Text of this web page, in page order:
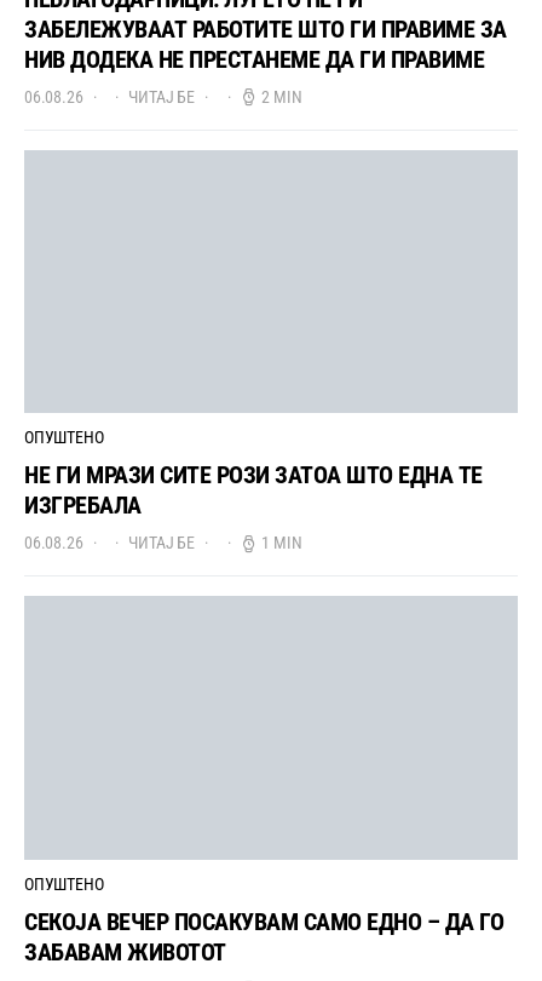
ЗАБЕЛЕЖУВААТ РАБОТИТЕ ШТО ГИ ПРАВИМЕ ЗА
НИВ ДОДЕКА НЕ ПРЕСТАНЕМЕ ДА ГИ ПРАВИМЕ
06.08.26 ЧИТАЈ БЕ 2 MIN
ОПУШТЕНО
НЕ ГИ МРАЗИ СИТЕ РОЗИ ЗАТОА ШТО ЕДНА ТЕ
ИЗГРЕБАЛА
06.08.26 ЧИТАЈ БЕ 1 MIN
ОПУШТЕНО
СЕКОЈА ВЕЧЕР ПОСАКУВАМ САМО ЕДНО – ДА ГО
ЗАБАВАМ ЖИВОТОТ